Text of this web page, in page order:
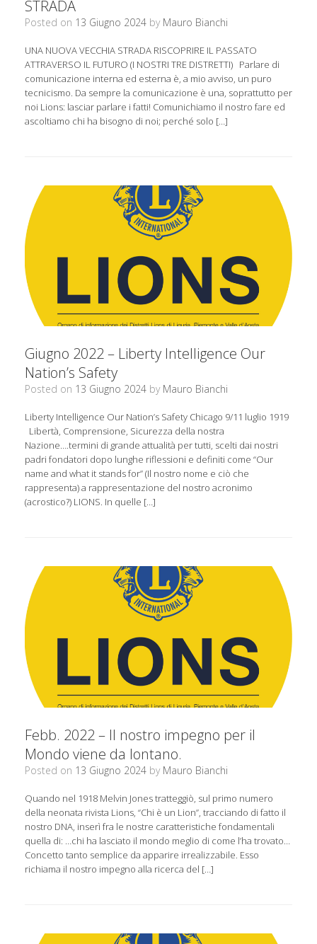
STRADA
Posted on 13 Giugno 2024 by Mauro Bianchi
UNA NUOVA VECCHIA STRADA RISCOPRIRE IL PASSATO
ATTRAVERSO IL FUTURO (I NOSTRI TRE DISTRETTI) Parlare di
comunicazione interna ed esterna è, a mio avviso, un puro
tecnicismo. Da sempre la comunicazione è una, soprattutto per
noi Lions: lasciar parlare i fatti! Comunichiamo il nostro fare ed
ascoltiamo chi ha bisogno di noi; perché solo […]
Giugno 2022 – Liberty Intelligence Our
Nation’s Safety
Posted on 13 Giugno 2024 by Mauro Bianchi
Liberty Intelligence Our Nation’s Safety Chicago 9/11 luglio 1919
Libertà, Comprensione, Sicurezza della nostra
Nazione….termini di grande attualità per tutti, scelti dai nostri
padri fondatori dopo lunghe riflessioni e definiti come “Our
name and what it stands for” (Il nostro nome e ciò che
rappresenta) a rappresentazione del nostro acronimo
(acrostico?) LIONS. In quelle […]
Febb. 2022 – Il nostro impegno per il
Mondo viene da lontano.
Posted on 13 Giugno 2024 by Mauro Bianchi
Quando nel 1918 Melvin Jones tratteggiò, sul primo numero
della neonata rivista Lions, “Chi è un Lion”, tracciando di fatto il
nostro DNA, inserì fra le nostre caratteristiche fondamentali
quella di: …chi ha lasciato il mondo meglio di come l’ha trovato…
Concetto tanto semplice da apparire irrealizzabile. Esso
richiama il nostro impegno alla ricerca del […]